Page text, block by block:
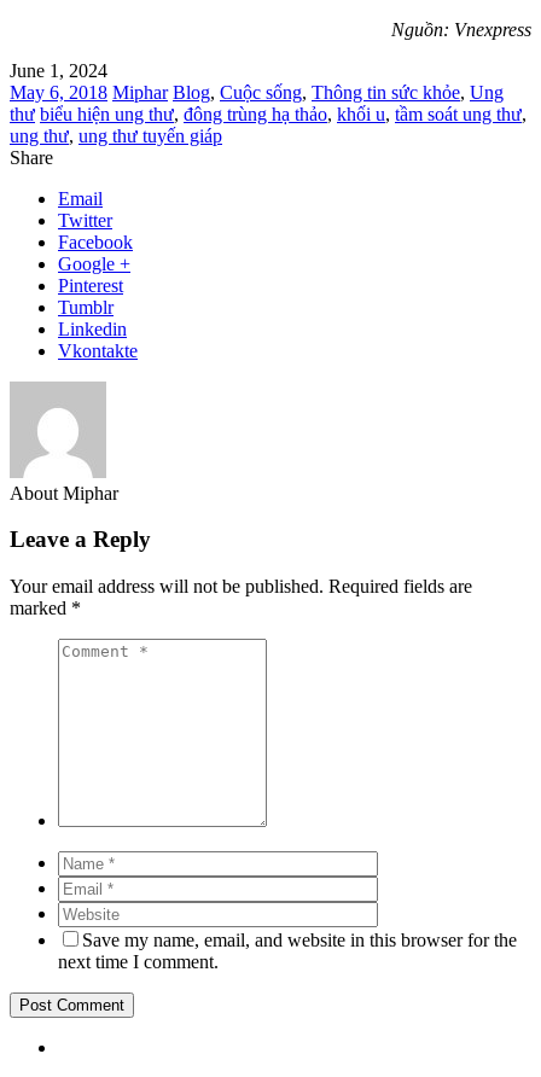
Nguồn: Vnexpress
June 1, 2024
May 6, 2018 Miphar Blog, Cuộc sống, Thông tin sức khỏe, Ung
thư biểu hiện ung thư, đông trùng hạ thảo, khối u, tầm soát ung thư,
ung thư, ung thư tuyến giáp
Share
Email
Twitter
Facebook
Google +
Pinterest
Tumblr
Linkedin
Vkontakte
About Miphar
Leave a Reply
Your email address will not be published. Required fields are
marked *
Save my name, email, and website in this browser for the
next time I comment.